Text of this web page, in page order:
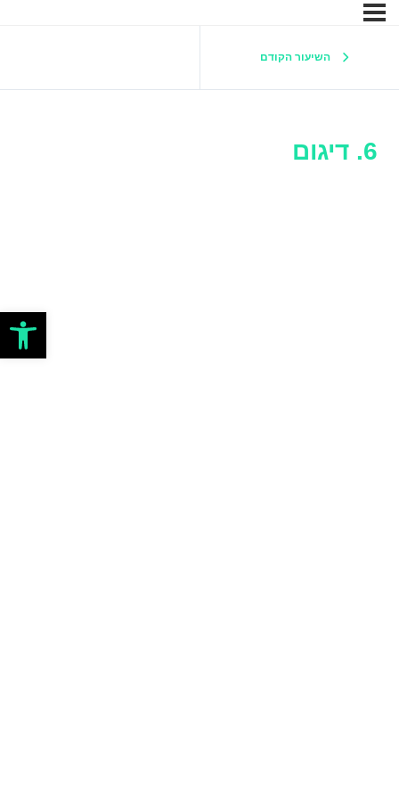
פתח
השיעור הקודם
6. דיגום